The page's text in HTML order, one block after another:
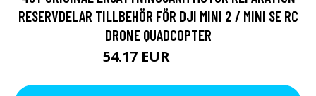
RESERVDELAR TILLBEHÖR FÖR DJI MINI 2 / MINI SE RC
DRONE QUADCOPTER
54.17 EUR